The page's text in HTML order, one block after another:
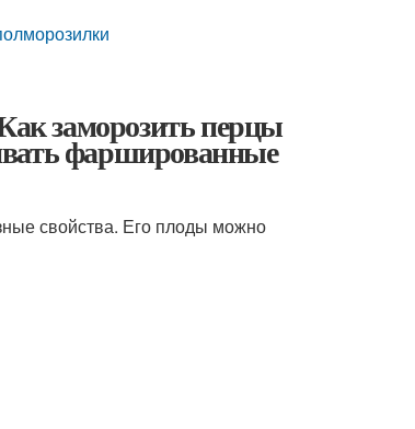
заморозить перцы
фаршированные
свойства. Его плоды можно